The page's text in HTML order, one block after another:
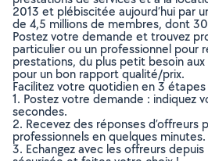
2013 et plébiscitée aujourd’hui par
de 4,5 millions de membres, dont
Postez votre demande et trouvez
particulier ou un professionnel pour
prestations, du plus petit besoin
pour un bon rapport qualité/prix.
Facilitez votre quotidien en 3 étapes
1. Postez votre demande : indiquez
secondes.
2. Recevez des réponses d’offreurs
professionnels en quelques minutes.
3. Echangez avec les offreurs